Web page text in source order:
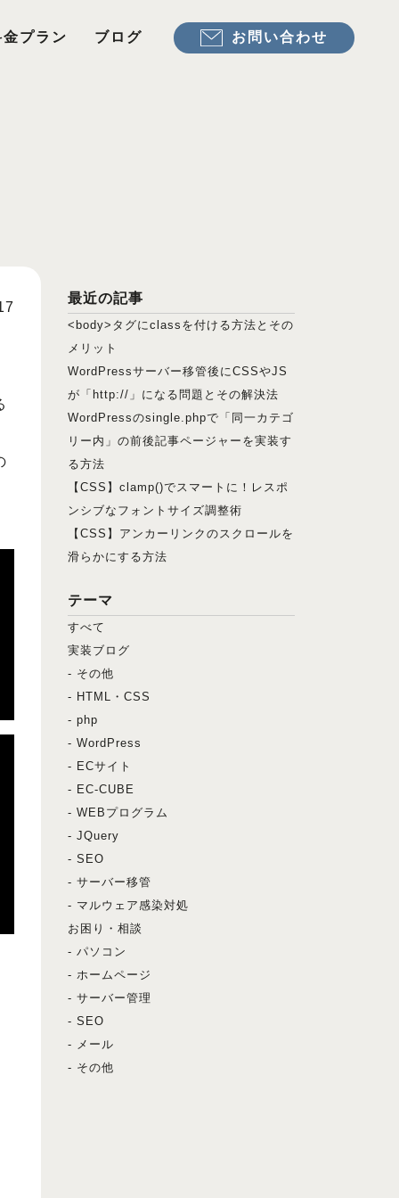
金プラン ブログ お問い合わせ
最近の記事
<body>タグにclassを付ける方法とその
メリット
WordPressサーバー移管後にCSSやJS
が「http://」になる問題とその解決法
WordPressのsingle.phpで「同一カテゴ
リー内」の前後記事ページャーを実装す
る方法
【CSS】clamp()でスマートに！レスポ
ンシブなフォントサイズ調整術
【CSS】アンカーリンクのスクロールを
滑らかにする方法
テーマ
すべて
実装ブログ
- その他
- HTML・CSS
- php
- WordPress
- ECサイト
- EC-CUBE
- WEBプログラム
- JQuery
- SEO
- サーバー移管
- マルウェア感染対処
お困り・相談
- パソコン
- ホームページ
- サーバー管理
- SEO
- メール
- その他